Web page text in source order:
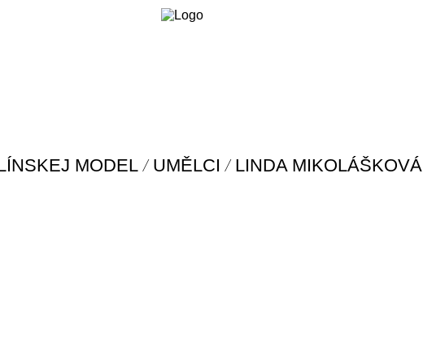
MODEL/ UMĚLCI / LINDA MIKOLÁŠKOVÁ